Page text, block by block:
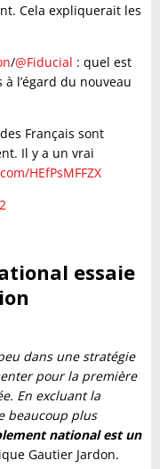
Cela expliquerait les
/@Fiducial : quel est
l’égard du nouveau
Français sont
Il y a un vrai
HEfPsMFFZX
essaie
dans une stratégie
pour la première
En excluant la
beaucoup plus
national est un
Gautier Jardon.